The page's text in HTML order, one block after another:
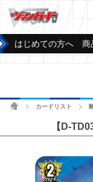
はじめての方へ 商
ホームカードリスト
【D-